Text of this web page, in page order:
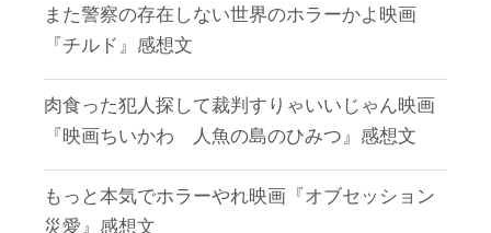
また警察の存在しない世界のホラーかよ映画
『チルド』感想文
肉食った犯人探して裁判すりゃいいじゃん映画
『映画ちいかわ 人魚の島のひみつ』感想文
もっと本気でホラーやれ映画『オブセッション
災愛』感想文